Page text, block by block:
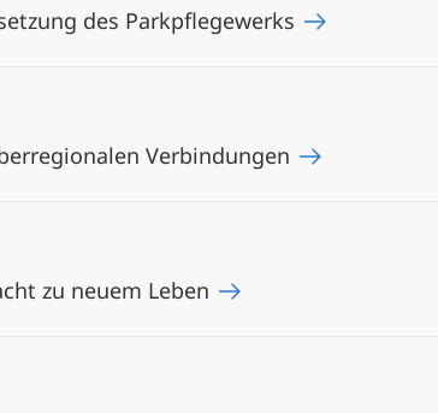
des Parkpflegewerks
Verbindungen
zu neuem Leben